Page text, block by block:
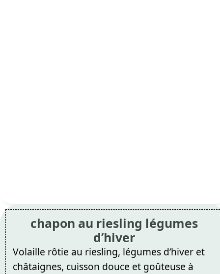
chapon au riesling légumes
d’hiver
Volaille rôtie au riesling, légumes d’hiver et
châtaignes, cuisson douce et goûteuse à